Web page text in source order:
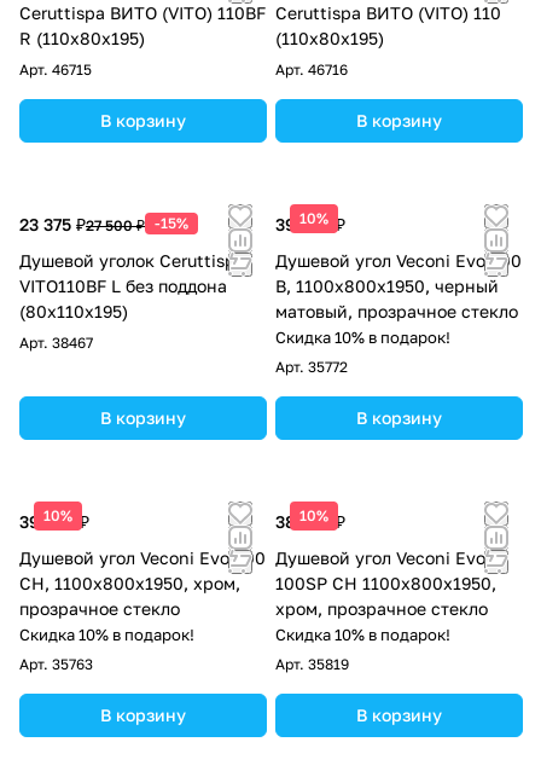
Ceruttispa ВИТО (VITO) 110BF
R (110x80x195)
Арт. 46715
В корзину
Ceruttispa ВИТО (VITO) 110
(110x80x195)
Арт. 46716
В корзину
23 375 ₽27 500 ₽ -15%
Душевой уголок Ceruttispa
VITO110BF L без поддона
(80x110x195)
Арт. 38467
В корзину
10%
39 245 ₽
Душевой угол Veconi Evo 300
B, 1100х800x1950, черный
матовый, прозрачное стекло
Скидка 10% в подарок!
Арт. 35772
В корзину
10%
39 245 ₽
Душевой угол Veconi Evo 300
CH, 1100х800x1950, хром,
прозрачное стекло
Скидка 10% в подарок!
Арт. 35763
В корзину
10%
38 100 ₽
Душевой угол Veconi Evo
100SP CH 1100х800x1950,
хром, прозрачное стекло
Скидка 10% в подарок!
Арт. 35819
В корзину